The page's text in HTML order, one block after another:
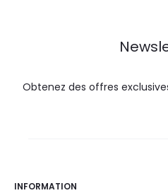
Obtenez des offres
INFORMATION